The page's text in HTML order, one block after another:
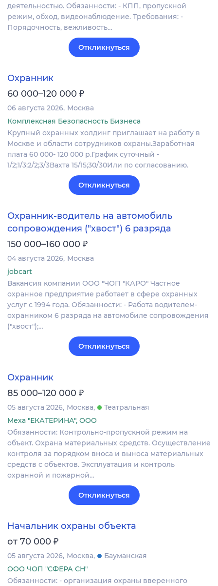
деятельностью. Обязанности: - КПП, пропускной
режим, обход, видеонаблюдение. Требования: -
Порядочность, вежливость…
Откликнуться
Охранник
60 000–120 000 ₽
06 августа 2026 Москва
Комплексная Безопасность Бизнеса
Крупный охранных холдинг приглашает на работу в
Москве и области сотрудников охраны.Заработная
плата 60 000- 120 000 р.График суточный -
1/2;1/3;2/2;3/3Вахта 15/15;30/30Или по согласованию.
Откликнуться
Охранник-водитель на автомобиль
сопровождения ("хвост") 6 разряда
150 000–160 000 ₽
04 августа 2026 Москва
jobcart
Вакансия компании ООО "ЧОП "КАРО" Частное
охранное предприятие работает в сфере охранных
услуг с 1994 года. Обязанности: - Работа водителем-
охранником 6 разряда на автомобиле сопровождения
("хвост");…
Откликнуться
Охранник
85 000–120 000 ₽
05 августа 2026 Москва
Театральная
Меха "ЕКАТЕРИНА", ООО
Обязанности: Контрольно-пропускной режим на
объект. Охрана материальных средств. Осуществление
контроля за порядком вноса и выноса материальных
средств с объектов. Эксплуатация и контроль
охранной и пожарной…
Откликнуться
Начальник охраны объекта
от 70 000 ₽
05 августа 2026 Москва
Бауманская
ООО ЧОП "СФЕРА СН"
Обязанности: - организация охраны вверенного